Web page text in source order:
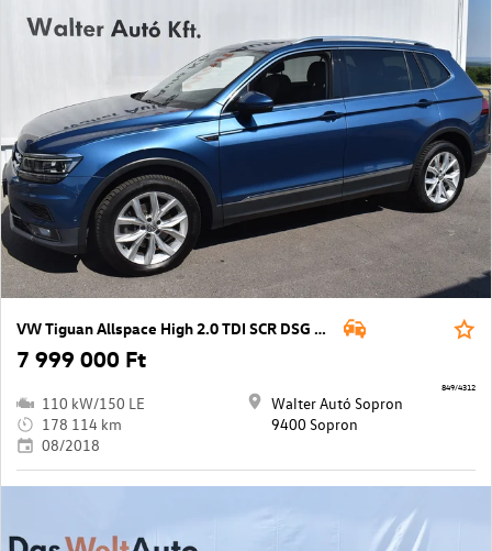
VW Tiguan Allspace High 2.0 TDI SCR DSG 4Mo
7 999 000 Ft
110 kW/150 LE
178 114 km
08/2018
Walter Autó Sopron
9400 Sopron
849/4312